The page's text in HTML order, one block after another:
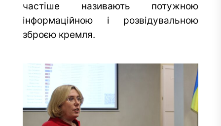
частіше називають потужною
інформаційною і розвідувальною
зброєю кремля.